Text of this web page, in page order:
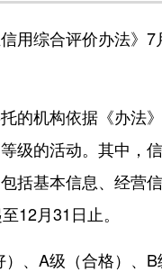
综合评价办法》7
机构依据《办法
级的活动。其中，
括基本信息、经营
12月31日止。
、A级（合格）、B